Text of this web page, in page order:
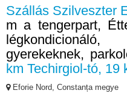
Szállás Szilveszter
m a tengerpart,
gyerekeknek,
km Techirgiol-tó, 19
Eforie Nord, Constanța megye